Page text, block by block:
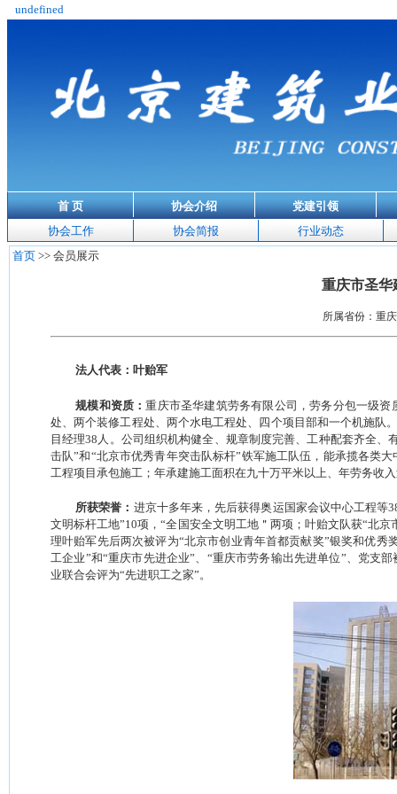
undefined
首 页 协会介绍
党建引领
协会工作
协会简报
行业动态
首页 >> 会员展示
重庆市圣华
所属省份：重
法人代表：叶贻军
规模和资质：重庆市圣华建筑劳务有限公司，劳务分包一级
处、两个装修工程处、两个水电工程处、四个项目部和一个机施队
目经理38 人。公司组织机构健全、规章制度完善、工种配套齐全
击队”和“北京市优秀青年突击队标杆”铁军施工队伍，能承揽各类
工程项目承包施工；年承建施工面积在九十万平米以上、年劳务收
所获荣誉： 进京十多年来，先后获得奥运国家会议中心工程等
文明标杆工地”10项，“全国安全文明工地＂两项；叶贻文队获“北
理叶贻军先后两次被评为“北京市创业青年首都贡献奖”银奖和优
工企业”和“重庆市先进企业”、“重庆市劳务输出先进单位”、党支
业联合会评为“先进职工之家”。